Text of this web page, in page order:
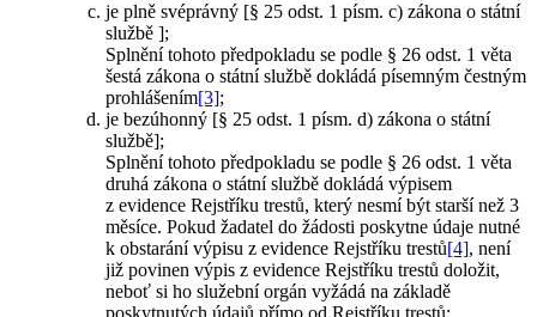
je plně svéprávný [§ 25 odst. 1 písm. c) zákona o státní
službě ];
Splnění tohoto předpokladu se podle § 26 odst. 1 věta
šestá zákona o státní službě dokládá písemným čestným
prohlášením[3];
je bezúhonný [§ 25 odst. 1 písm. d) zákona o státní
službě];
Splnění tohoto předpokladu se podle § 26 odst. 1 věta
druhá zákona o státní službě dokládá výpisem
z evidence Rejstříku trestů, který nesmí být starší než 3
měsíce. Pokud žadatel do žádosti poskytne údaje nutné
k obstarání výpisu z evidence Rejstříku trestů[4], není
již povinen výpis z evidence Rejstříku trestů doložit,
neboť si ho služební orgán vyžádá na základě
poskytnutých údajů přímo od Rejstříku trestů;